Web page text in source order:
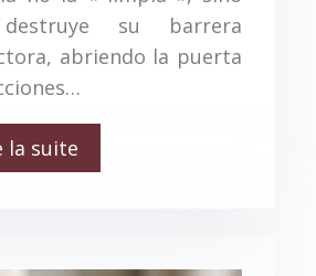
su barrera
abriendo la puerta
la suite